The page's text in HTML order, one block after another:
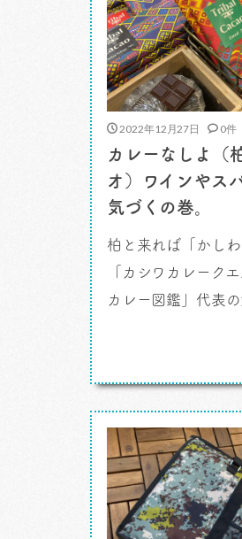
2022年12月27日 0件
カレーなしよ（
オ）ワインやス
気づくの巻。
柏と来れば「かし
「カシワカレーク
カレー図鑑」代表
「カシワカレーク
ント、キネマ旬報
る映画「カレーラ
田亜紀監督作品）
トークショーが楽